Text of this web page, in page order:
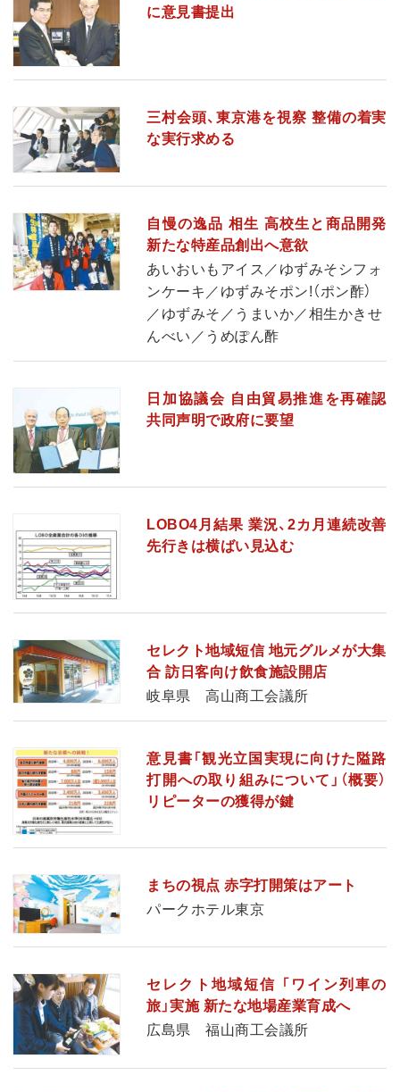
に意見書提出
三村会頭、東京港を視察 整備の着実
な実行求める
自慢の逸品 相生 高校生と商品開発
新たな特産品創出へ意欲
あいおいもアイス／ゆずみそシフォ
ンケーキ／ゆずみそポン!（ポン酢）
／ゆずみそ／うまいか／相生かきせ
んべい／うめぽん酢
日加協議会 自由貿易推進を再確認
共同声明で政府に要望
LOBO4月結果 業況、2カ月連続改善
先行きは横ばい見込む
セレクト地域短信 地元グルメが大集
合 訪日客向け飲食施設開店
岐阜県 高山商工会議所
意見書「観光立国実現に向けた隘路
打開への取り組みについて」（概要）
リピーターの獲得が鍵
まちの視点 赤字打開策はアート
パークホテル東京
セレクト地域短信 「ワイン列車の
旅」実施 新たな地場産業育成へ
広島県 福山商工会議所